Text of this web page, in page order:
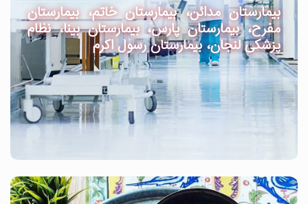
بیمارستان مدائن، بیمارستان خاتم، بیمارستان
مفرح، بیمارستان پارس، بیمارستان بینا، نظام
پزشکی لنجان، بیمارستان رسول اکرم